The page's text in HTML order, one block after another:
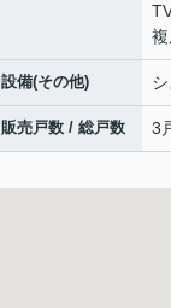
設備(その他)
販売戸数 / 総戸数 3